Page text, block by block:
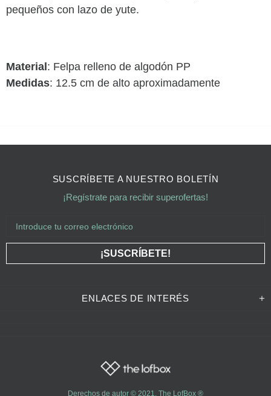
pequeños con lazo de yute.
Material : Felpa relleno de algodón PP
Medidas: 12.5 cm de alto aproximadamente
ENLACES DE INTERÉS
SUSCRÍBETE A NUESTRO BOLETÍN
¡Regístrate para recibir superofertas!
Derechos de autor © 2021, The LofBox ®